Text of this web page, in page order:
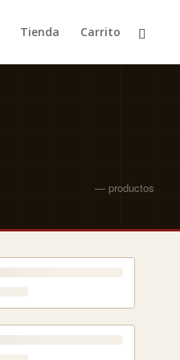
Tienda Carrito
— productos